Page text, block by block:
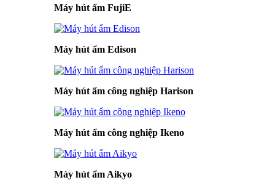
Máy hút ẩm FujiE
Máy hút ẩm Edison
Máy hút ẩm công nghiệp Harison
Máy hút ẩm công nghiệp Ikeno
Máy hút ẩm Aikyo